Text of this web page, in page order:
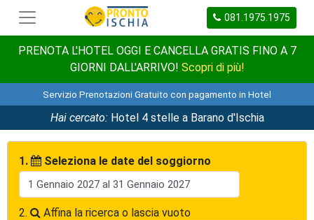
081.1975.1975
PRENOTA L'HOTEL OGGI E CANCELLA GRATIS FINO A 7
GIORNI DALL'ARRIVO! Scopri di più!
Servizio Prenotazioni Gratuito con pagamento in Hotel
Hai cercato:Hotel 4 stelle a Barano d'Ischia
1. Seleziona le date del soggiorno
2. Affina la ricerca o lascia vuoto